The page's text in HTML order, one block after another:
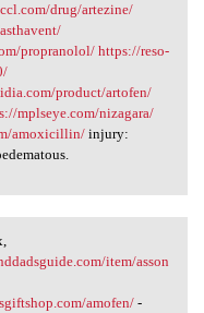
drug/artezine/
propranolol/ https://reso-
product/artofen/
mplseye.com/nizagara/
amoxicillin/injury:
[URL
item/asson
amofen/-